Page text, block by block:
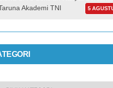
Akademi TNI
5